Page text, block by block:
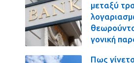
μεταξύ
γονική
Πως